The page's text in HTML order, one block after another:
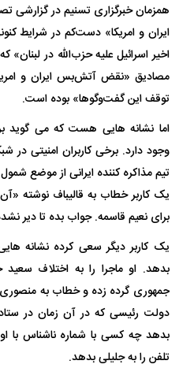
همزمان خبرگزاری تسنیم در گزارشی
ایران و امریکا» دست‌کم در شرایط
اخیر اسرائیل علیه حزب‌الله در لبنان»
مصادیق «نقض آتش‌بس ایران و
توقف این گفت‌وگوها» بوده است.
اما نشانه هایی هست که می گوید
وجود دارد. برخی کاربران امنیتی در
تیم مذاکره کننده ایرانی از موضع
یک کاربر خطاب به قالیباف نوشته
برای نعیم قاسمه. جواب بده تا دیر
یک کاربر دیگر سعی کرده نشانه
بدهد. او ماجرا را به اختلاف سعید
جمهوری گرده زده و خطاب به
دولت رئیسی که در آن زمان در
بدهد چه کسی با شماره ناشناس با
تلفن را به جلیلی بدهد.